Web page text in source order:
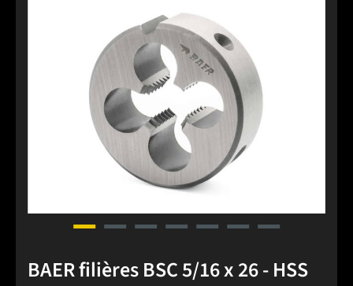
BAER filières BSC 5/16 x 26 - HSS